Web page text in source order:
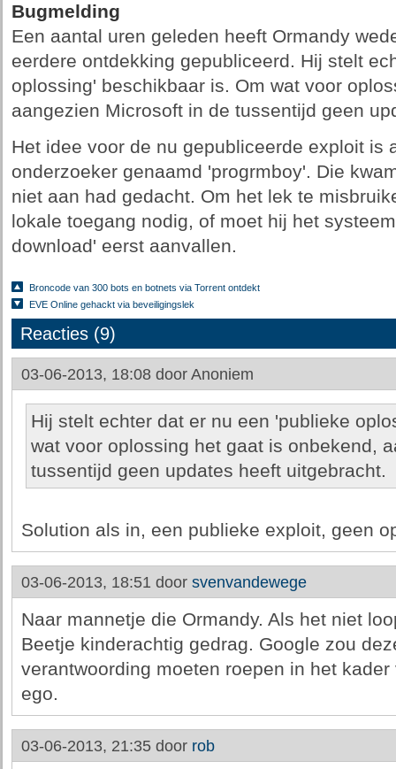
Bugmelding
Een aantal uren geleden heeft Ormandy
eerdere ontdekking gepubliceerd. Hij stelt
oplossing' beschikbaar is. Om wat voor
aangezien Microsoft in de tussentijd geen
Het idee voor de nu gepubliceerde exploit is
onderzoeker genaamd 'progrmboy'. Die
niet aan had gedacht. Om het lek te
lokale toegang nodig, of moet hij het
download' eerst aanvallen.
Broncode van 300 bots en botnets via Torrent ontdekt
EVE Online gehackt via beveiligingslek
Reacties (9)
03-06-2013, 18:08 door Anoniem
Hij stelt echter dat er nu een 'publieke
wat voor oplossing het gaat is onbekend,
tussentijd geen updates heeft uitgebracht.
Solution als in, een publieke exploit, geen
03-06-2013, 18:51 door svenvandewege
Naar mannetje die Ormandy. Als het niet
Beetje kinderachtig gedrag. Google zou
verantwoording moeten roepen in het
ego.
03-06-2013, 21:35 door rob